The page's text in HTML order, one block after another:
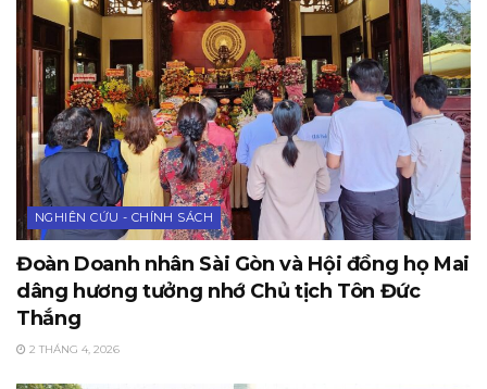
NGHIÊN CỨU - CHÍNH SÁCH
Đoàn Doanh nhân Sài Gòn và Hội đồng họ Mai
dâng hương tưởng nhớ Chủ tịch Tôn Đức
Thắng
2 THÁNG 4, 2026